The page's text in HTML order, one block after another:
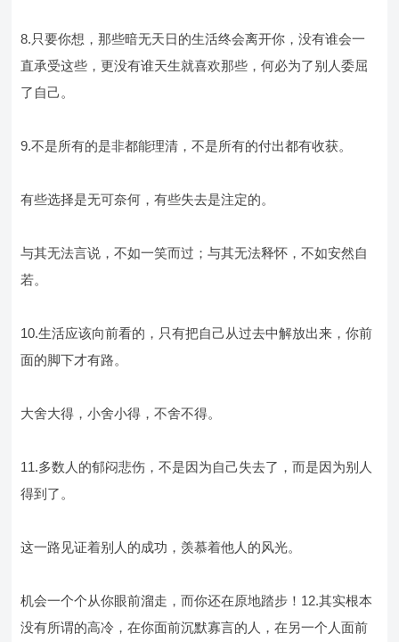
8.只要你想，那些暗无天日的生活终会离开你，没有谁会一
直承受这些，更没有谁天生就喜欢那些，何必为了别人委屈
了自己。
9.不是所有的是非都能理清，不是所有的付出都有收获。
有些选择是无可奈何，有些失去是注定的。
与其无法言说，不如一笑而过；与其无法释怀，不如安然自
若。
10.生活应该向前看的，只有把自己从过去中解放出来，你前
面的脚下才有路。
大舍大得，小舍小得，不舍不得。
11.多数人的郁闷悲伤，不是因为自己失去了，而是因为别人
得到了。
这一路见证着别人的成功，羡慕着他人的风光。
机会一个个从你眼前溜走，而你还在原地踏步！12.其实根本
没有所谓的高冷，在你面前沉默寡言的人，在另一个人面前